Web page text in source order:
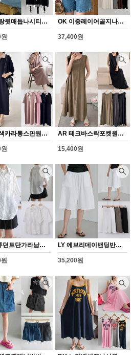
OK 찰랑뒷매듭나시티셔츠(Y357H608) OK 이중레이어골지나시(Y358H608)
37,400원
AR 배색카라통스판원피스(Y360H608) AR 테크바스락포켓원피스(Y361H608)
15,400원
LY 스튜던트단가라남방(Y345H608) LY 에브리데이밴딩반바지(Y346H608)
35,200원